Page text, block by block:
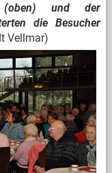
(oben) und der
die Besucher
Vellmar)